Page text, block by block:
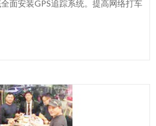
面安装GPS追踪系统。提高网络打车